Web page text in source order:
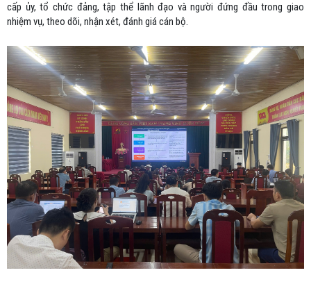
cấp ủy, tổ chức đảng, tập thể lãnh đạo và người đứng đầu trong giao
nhiệm vụ, theo dõi, nhận xét, đánh giá cán bộ.